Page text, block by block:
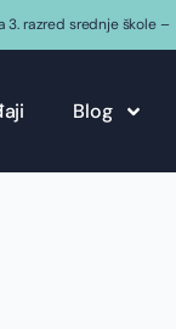
razred srednje škole –
Blog